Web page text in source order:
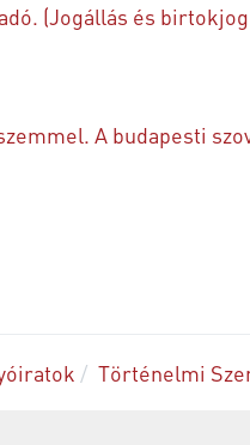
(Jogállás és
A budapesti
Történelmi